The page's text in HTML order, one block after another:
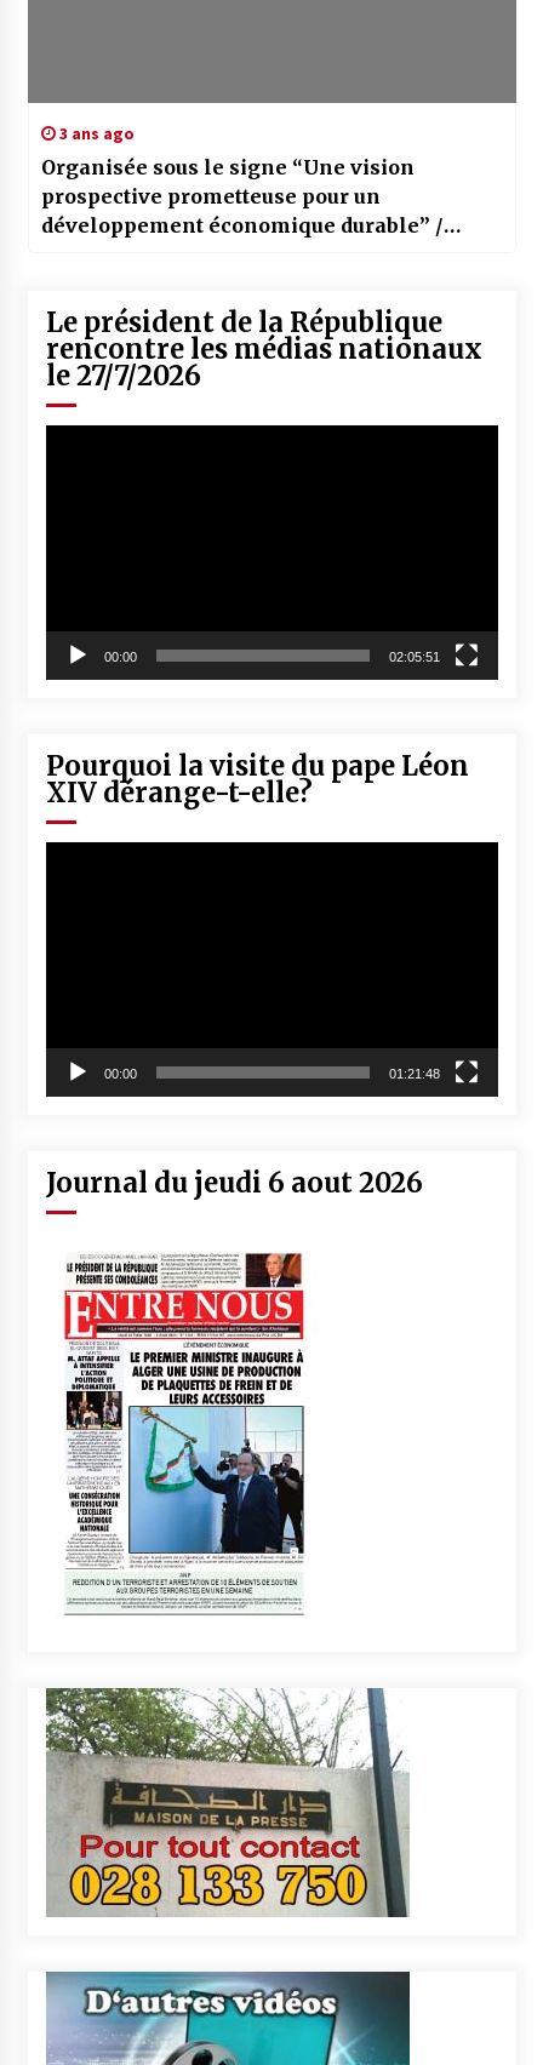
3 ans ago
Organisée sous le signe “Une vision
prospective prometteuse pour un
développement économique durable” /
Le président de la République
rencontre les médias nationaux
le 27/7/2026
00:00 02:05:51
Pourquoi la visite du pape Léon
XIV dérange-t-elle?
00:00 01:21:48
Journal du jeudi 6 aout 2026